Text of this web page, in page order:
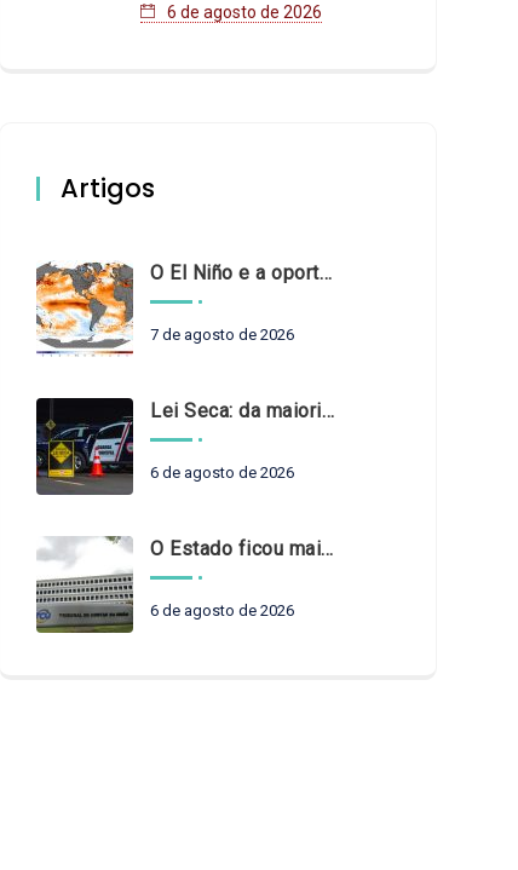
6 de agosto de 2026
Artigos
O El Niño e a oportunidade de fortalecer o controle externo das políticas climáticas
7 de agosto de 2026
Lei Seca: da maioridade à maturidade
6 de agosto de 2026
O Estado ficou mais complexo. O controle precisa acompanhar
6 de agosto de 2026